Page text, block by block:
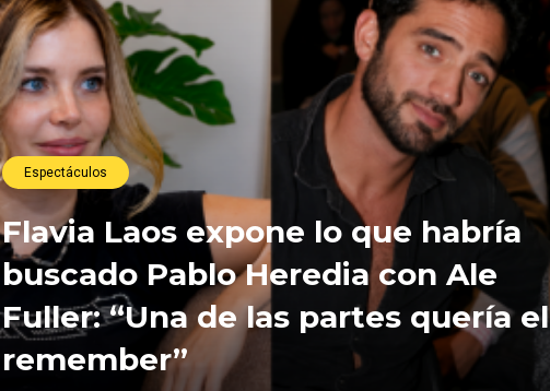
Espectáculos
Flavia Laos expone lo que habría
buscado Pablo Heredia con Ale
Fuller: “Una de las partes quería el
remember”